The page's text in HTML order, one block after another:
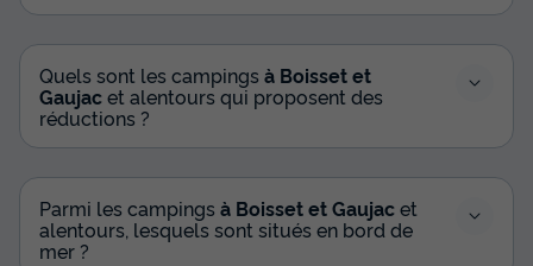
Quels sont les campings à Boisset et
Gaujacet alentours qui proposent des
réductions ?
Parmi les campings à Boisset et Gaujacet
alentours, lesquels sont situés en bord de
mer ?